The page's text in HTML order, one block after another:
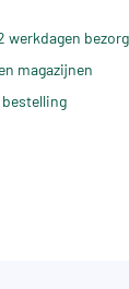
werkdagen
magazijnen